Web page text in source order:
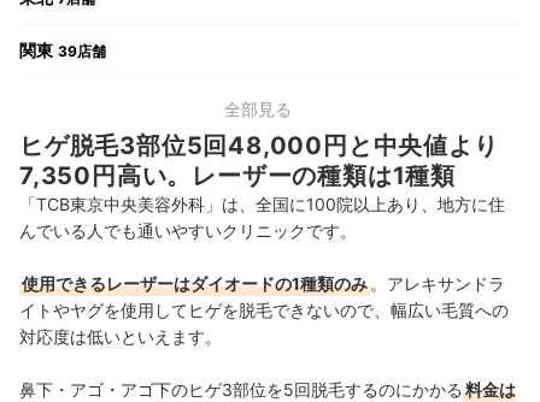
関東 39店舗
関西 14店舗
中国・四国 10店舗
全部見る
ヒゲ脱毛3部位5回48,000円と中央値より
7,350円高い。レーザーの種類は1種類
「TCB東京中央美容外科」は、全国に100院以上あり、地方に住
んでいる人でも通いやすいクリニックです。
使用できるレーザーはダイオードの1種類のみ 。アレキサンドラ
イトやヤグを使用してヒゲを脱毛できないので、幅広い毛質への
対応度は低いといえます。
鼻下・アゴ・アゴ下のヒゲ3部位を5回脱毛するのにかかる 料金は